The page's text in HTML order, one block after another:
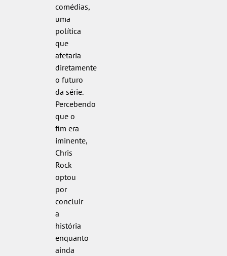
comédias,
uma
política
que
afetaria
diretamente
o futuro
da série.
Percebendo
que o
fim era
iminente,
Chris
Rock
optou
por
concluir
a
história
enquanto
ainda